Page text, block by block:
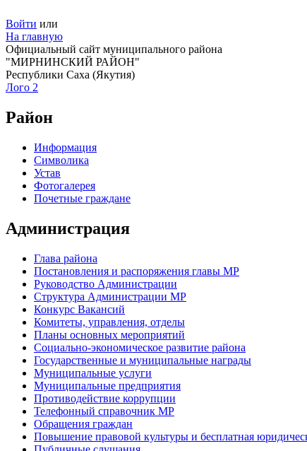
Войти или
На главную
Официальный сайт муниципального района
"МИРНИНСКИЙ РАЙОН"
Республики Саха (Якутия)
Лого 2
Район
Информация
Символика
Устав
Фотогалерея
Почетные граждане
Администрация
Глава района
Постановления и распоряжения главы МР
Руководство Администрации
Структура Администрации МР
Конкурс Вакансий
Комитеты, управления, отделы
Планы основных мероприятий
Социально-экономическое развитие района
Государственные и муниципальные награды
Муниципальные услуги
Муниципальные предприятия
Противодействие коррупции
Телефонный справочник МР
Обращения граждан
Повышение правовой культуры и бесплатная